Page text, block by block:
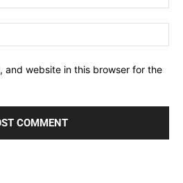
and website in this browser for the